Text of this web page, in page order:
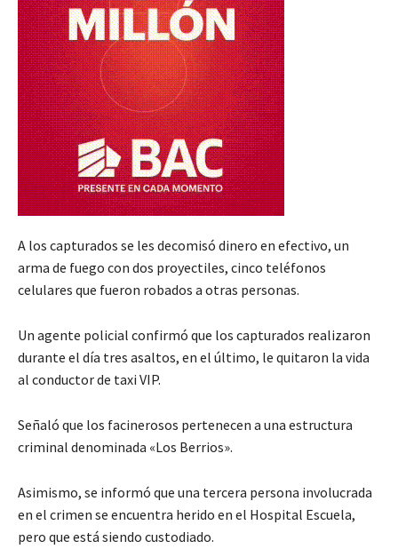
A los capturados se les decomisó dinero en efectivo, un
arma de fuego con dos proyectiles, cinco teléfonos
celulares que fueron robados a otras personas.
Un agente policial confirmó que los capturados realizaron
durante el día tres asaltos, en el último, le quitaron la vida
al conductor de taxi VIP.
Señaló que los facinerosos pertenecen a una estructura
criminal denominada «Los Berrios».
Asimismo, se informó que una tercera persona involucrada
en el crimen se encuentra herido en el Hospital Escuela,
pero que está siendo custodiado.